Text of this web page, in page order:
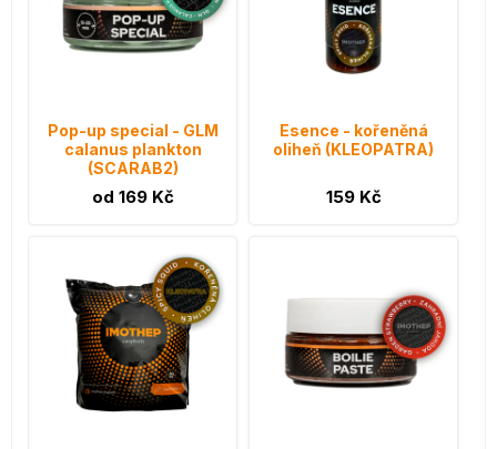
Pop-up special - GLM
calanus plankton
(SCARAB2)
od 169 Kč
Esence - kořeněná
oliheň (KLEOPATRA)
159 Kč